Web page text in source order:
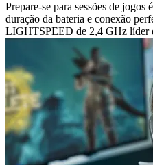
Prepare-se para sessões de jogos
duração da bateria e conexão
LIGHTSPEED de 2,4 GHz líder